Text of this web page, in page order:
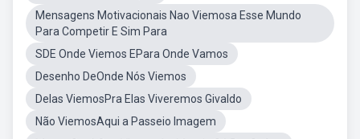
Mensagens Motivacionais Nao Viemosa Esse Mundo
Para Competir E Sim Para
SDE Onde Viemos EPara Onde Vamos
Desenho DeOnde Nós Viemos
Delas ViemosPra Elas Viveremos Givaldo
Não ViemosAqui a Passeio Imagem